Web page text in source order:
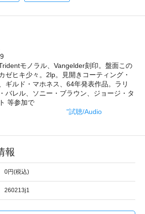
モノラル、Vangelder刻印。盤面この
ゼヒキ少々。2lp。見開きコーティング・
ギルド・マホネス、64年発表作品。ラリ
バレル、ソニー・ブラウン、ジョージ・タ
等参加で
"試聴/Audio
報
0円(税込)
260213j1